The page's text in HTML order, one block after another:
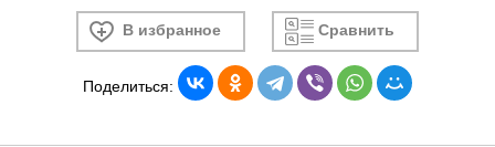
В избранное Сравнить
Поделиться: